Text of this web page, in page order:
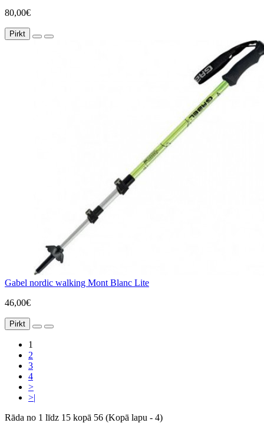
80,00€
Pirkt
Gabel nordic walking Mont Blanc Lite
46,00€
Pirkt
1
2
3
4
>
>|
Rāda no 1 līdz 15 kopā 56 (Kopā lapu - 4)